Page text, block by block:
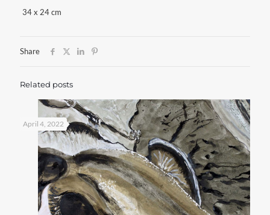
34 x 24 cm
Share
Related posts
April 4, 2022